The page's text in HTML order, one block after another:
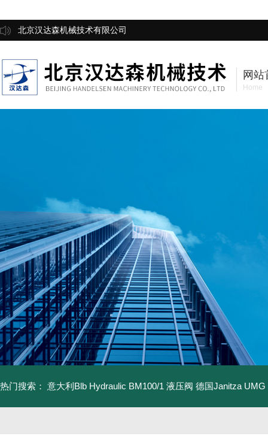
北京汉达森机械技术有限公司
网站
Home
热门搜索： 意大利Blb Hydraulic BM100/1 液压阀 德国Janitza UMG